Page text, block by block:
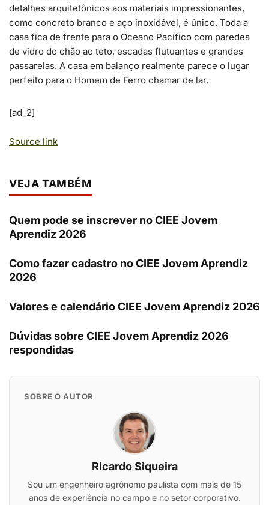
detalhes arquitetônicos aos materiais impressionantes,
como concreto branco e aço inoxidável, é único. Toda a
casa fica de frente para o Oceano Pacífico com paredes
de vidro do chão ao teto, escadas flutuantes e grandes
passarelas. A casa em balanço realmente parece o lugar
perfeito para o Homem de Ferro chamar de lar.
[ad_2]
Source link
VEJA TAMBÉM
Quem pode se inscrever no CIEE Jovem
Aprendiz 2026
Como fazer cadastro no CIEE Jovem Aprendiz
2026
Valores e calendário CIEE Jovem Aprendiz 2026
Dúvidas sobre CIEE Jovem Aprendiz 2026
respondidas
SOBRE O AUTOR
Ricardo Siqueira
Sou um engenheiro agrônomo paulista com mais de 15
anos de experiência no campo e no setor corporativo.